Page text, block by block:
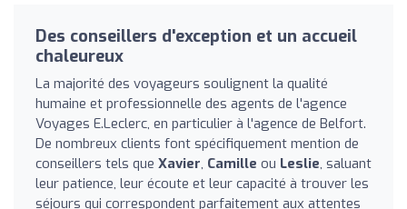
Des conseillers d'exception et un accueil
chaleureux
La majorité des voyageurs soulignent la qualité
humaine et professionnelle des agents de l'agence
Voyages E.Leclerc, en particulier à l'agence de Belfort.
De nombreux clients font spécifiquement mention de
conseillers tels que Xavier, Camille ou Leslie, saluant
leur patience, leur écoute et leur capacité à trouver les
séjours qui correspondent parfaitement aux attentes